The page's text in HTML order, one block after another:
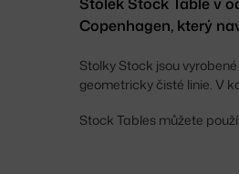
Copenhagen, který
Stolky Stock jsou
geometricky čisté linie. V
Stock Tables můžete